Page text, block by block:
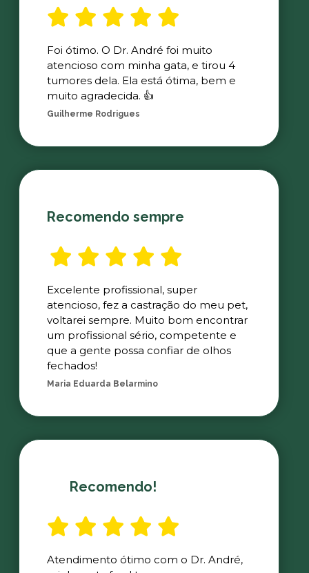
Foi ótimo. O Dr. André foi muito
atencioso com minha gata, e tirou 4
tumores dela. Ela está ótima, bem e
muito agradecida. 👍
Guilherme Rodrigues
Recomendo sempre
Excelente profissional, super
atencioso, fez a castração do meu pet,
voltarei sempre. Muito bom encontrar
um profissional sério, competente e
que a gente possa confiar de olhos
fechados!
Maria Eduarda Belarmino
Recomendo!
Atendimento ótimo com o Dr. André,